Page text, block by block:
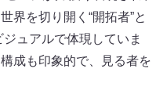
界を切り開く“開拓者”と
ュアルで体現していま
成も印象的で、見る者を